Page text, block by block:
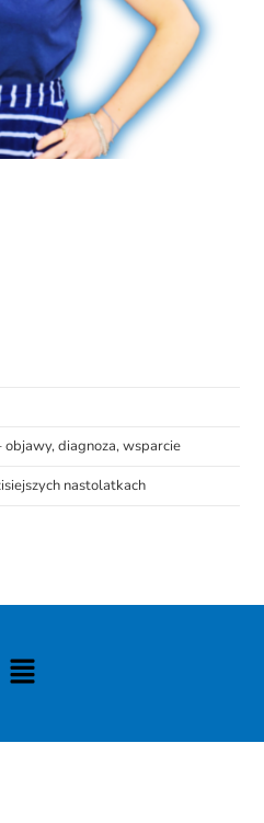
diagnoza, wsparcie
nastolatkach